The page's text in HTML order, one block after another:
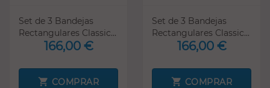
Set de 3 Bandejas
Rectangulares Classic...
166,00 €
COMPRAR
Set de 3 Bandejas
Rectangulares Classic...
166,00 €
COMPRAR